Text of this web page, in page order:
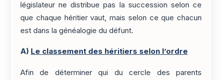
législateur ne distribue pas la succession selon ce
que chaque héritier vaut, mais selon ce que chacun
est dans la généalogie du défunt.
A) Le classement des héritiers selon l’ordre
Afin de déterminer qui du cercle des parents